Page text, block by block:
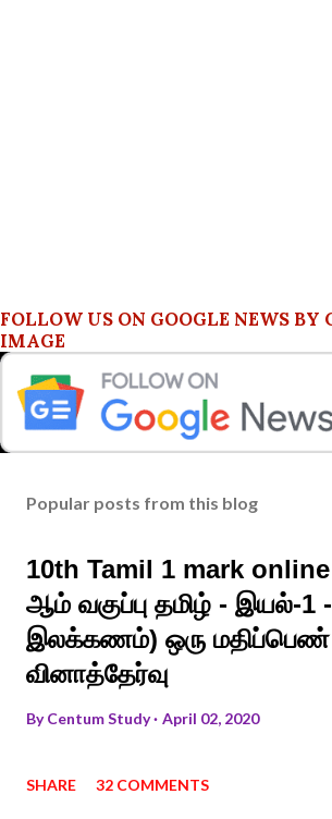
FOLLOW US ON GOOGLE NEWS BY
IMAGE
Popular posts from this blog
10th Tamil 1 mark
ஆம் வகுப்பு தமிழ் - இயல்-1
இலக்கணம்) ஒரு மதிப்பெண்
வினாத்தேர்வு
ByCentum Study April 02, 2020
SHARE 32 COMMENTS